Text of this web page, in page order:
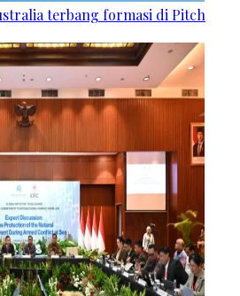
terbang formasi di Pitch